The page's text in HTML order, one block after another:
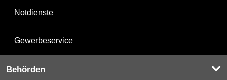
Notdienste
Gewerbeservice
Behörden